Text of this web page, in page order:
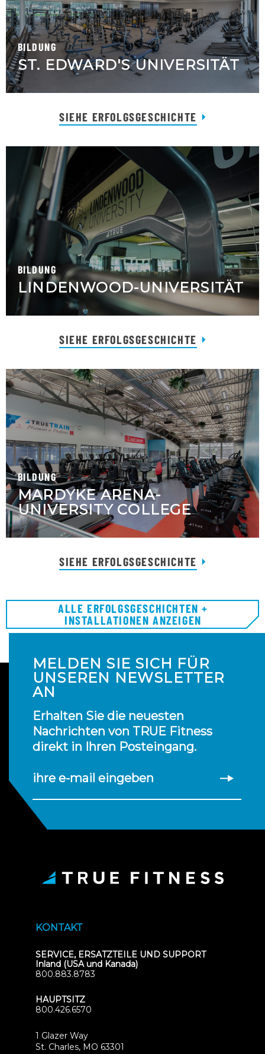
BILDUNG
ST. EDWARD'S UNIVERSITÄT
SIEHE ERFOLGSGESCHICHTE
BILDUNG
LINDENWOOD-UNIVERSITÄT
SIEHE ERFOLGSGESCHICHTE
BILDUNG
MARDYKE ARENA-
UNIVERSITY COLLEGE
SIEHE ERFOLGSGESCHICHTE
ALLE ERFOLGSGESCHICHTEN +
INSTALLATIONEN ANZEIGEN
MELDEN SIE SICH FÜR
UNSEREN NEWSLETTER
AN
Erhalten Sie die neuesten
Nachrichten von TRUE Fitness
direkt in Ihren Posteingang.
ihre e-mail eingeben
KONTAKT
SERVICE, ERSATZTEILE UND SUPPORT
Inland (USA und Kanada)
800.883.8783
HAUPTSITZ
800.426.6570
1 Glazer Way
St. Charles, MO 63301